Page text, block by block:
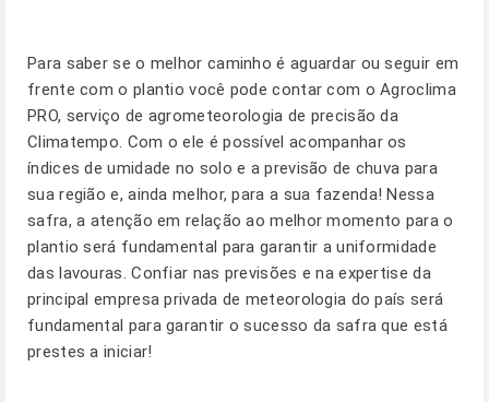
Para saber se o melhor caminho é aguardar ou seguir em
frente com o plantio você pode contar com o Agroclima
PRO, serviço de agrometeorologia de precisão da
Climatempo. Com o ele é possível acompanhar os
índices de umidade no solo e a previsão de chuva para
sua região e, ainda melhor, para a sua fazenda! Nessa
safra, a atenção em relação ao melhor momento para o
plantio será fundamental para garantir a uniformidade
das lavouras. Confiar nas previsões e na expertise da
principal empresa privada de meteorologia do país será
fundamental para garantir o sucesso da safra que está
prestes a iniciar!